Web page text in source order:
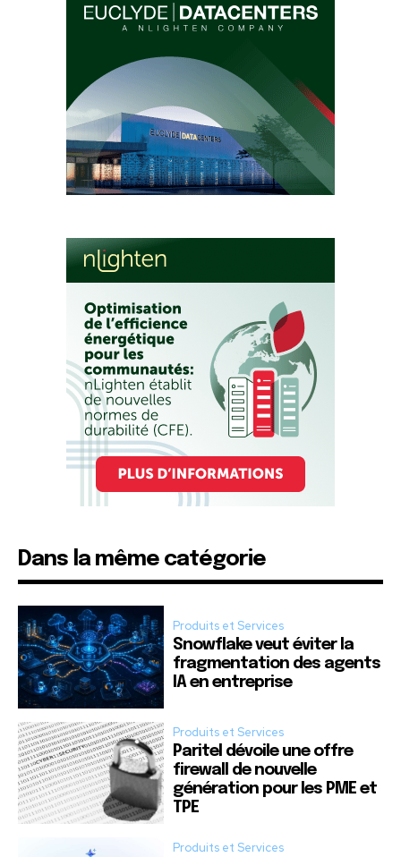
Dans la même catégorie
Produits et Services
Snowflake veut éviter la
fragmentation des agents
IA en entreprise
Produits et Services
Paritel dévoile une offre
firewall de nouvelle
génération pour les PME et
TPE
Produits et Services